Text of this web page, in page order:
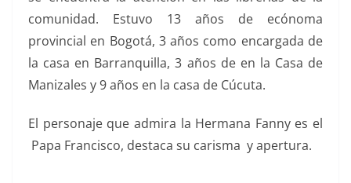
comunidad. Estuvo 13 años de ecónoma
provincial en Bogotá, 3 años como encargada de
la casa en Barranquilla, 3 años de en la Casa de
Manizales y 9 años en la casa de Cúcuta.
El personaje que admira la Hermana Fanny es el
Papa Francisco, destaca su carisma y apertura.